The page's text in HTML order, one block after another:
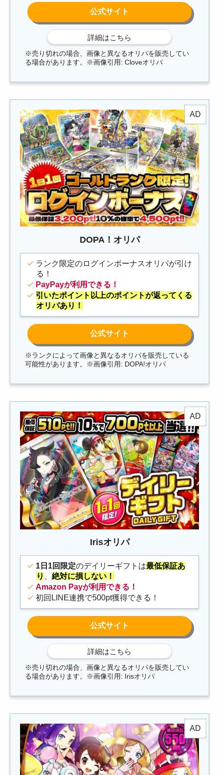
※売り切れの場合、画像と異なるオリパを販売してい
る場合があります。※画像引用: Cloveオリパ
DOPA！オリパ
ランク限定のログインボーナスオリパが引け
る！
PayPayが利用できる！
引いたポイント以上のポイントが返ってくる
オリパあり！
※ランクによって画像と異なるオリパを販売している
可能性があります。※画像引用: DOPA!オリパ
Irisオリパ
1日1回限定のデイリーギフトは最低保証あ
り 、 絶対に損しない！
Amazon Payが利用できる！
初回LINE連携で500pt獲得できる！
※売り切れの場合、画像と異なるオリパを販売してい
る場合があります。※画像引用: Irisオリパ